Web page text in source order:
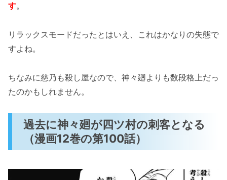
す。
リラックスモードだったとはいえ、これはかなりの失態で
すよね。
ちなみに慈乃も殺し屋なので、神々廻よりも数段格上だっ
たのかもしれません。
過去に神々廻が四ツ村の刺客となる
（漫画12巻の第100話）